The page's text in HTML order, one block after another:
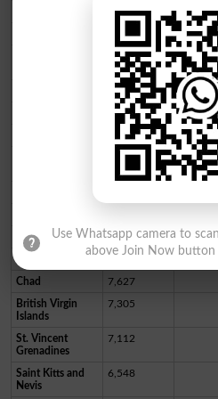
11,951
11,939
11,338
10,922
10,189
9,931
9,106
Liberia 7,996
Chad 7,627
British Virgin
Islands
7,305
St. Vincent
Grenadines
7,112
Saint Kitts and
Nevis
6,548
Use Whatsapp camera to
above Join Now